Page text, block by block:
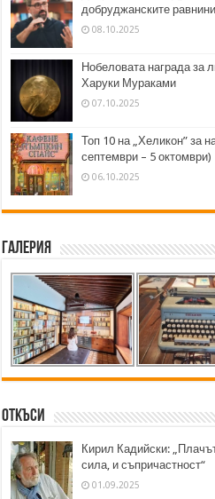
добруджанските
08.10.2025
Нобеловата награда за
Харуки Мураками
07.10.2025
Топ 10 на „Хеликон” за
септември – 5 октомври)
06.10.2025
Галерия
Откъси
Кирил Кадийски:
сила, и съпричастност“
01.09.2025